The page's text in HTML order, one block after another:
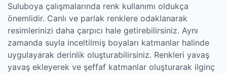
Suluboya çalışmalarında renk kullanımı oldukça
önemlidir. Canlı ve parlak renklere odaklanarak
resimlerinizi daha çarpıcı hale getirebilirsiniz. Aynı
zamanda suyla inceltilmiş boyaları katmanlar halinde
uygulayarak derinlik oluşturabilirsiniz. Renkleri yavaş
yavaş ekleyerek ve şeffaf katmanlar oluşturarak ilginç